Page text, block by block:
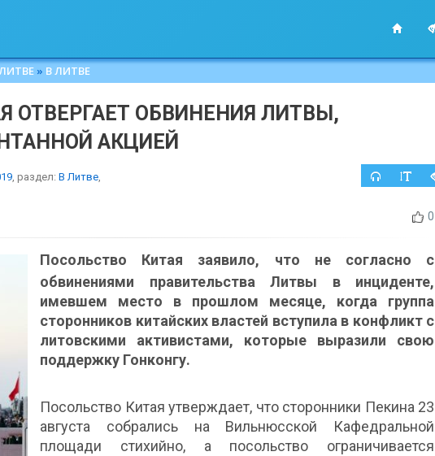
» В ЛИТВЕ
ОТВЕРГАЕТ ОБВИНЕНИЯ ЛИТВЫ,
АКЦИЕЙ
, раздел: В Литве,
0
Посольство Китая заявило, что не согласно с
обвинениями правительства Литвы в инциденте,
имевшем место в прошлом месяце, когда группа
сторонников китайских властей вступила в конфликт с
литовскими активистами, которые выразили свою
поддержку Гонконгу.
Посольство Китая утверждает, что сторонники Пекина 23
августа собрались на Вильнюсской Кафедральной
площади стихийно, а посольство ограничивается